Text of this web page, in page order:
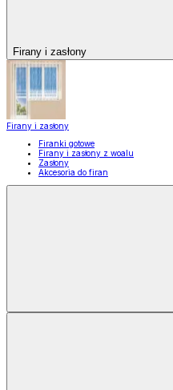
Firany i zasłony
Firany i zasłony
Firanki gotowe
Firany i zasłony z woalu
Zasłony
Akcesoria do firan